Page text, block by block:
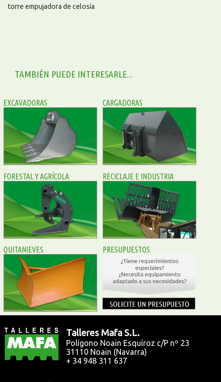
torre empujadora de celosía
TAMBIÉN PUEDE INTERESARLE...
EXCAVADORAS CARGADORAS
FORESTAL Y AGRÍCOLA RECICLAJE E INDUSTRIA
QUITANIEVES PRESUPUESTOS
Talleres Mafa S.L.
Polígono Noain Esquíroz c/P nº 23
31110 Noain (Navarra)
+ 34 948 311 637